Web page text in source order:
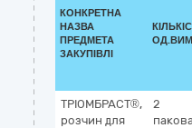
КОНКРЕТНА
НАЗВА
ПРЕДМЕТА
ЗАКУПІВЛІ
ТРІОМБРАСТ®,
розчин для
2